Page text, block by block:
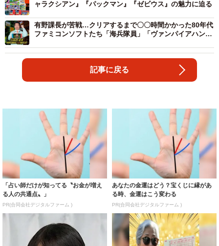
ャラクシアン』『パックマン』『ゼビウス』の魅力に迫る
有野課長が苦戦…クリアするまで〇〇時間かかった80年代
ファミコンソフトたち「海兵隊員」「ヴァンパイアハンタ
記事に戻る
「占い師だけが知ってる〝お金が増え
る人の共通点〟」
PR(合同会社デジタルファーム )
あなたの金運はどう？宝くじに縁があ
る時、金運はこう変わる
PR(合同会社デジタルファーム )